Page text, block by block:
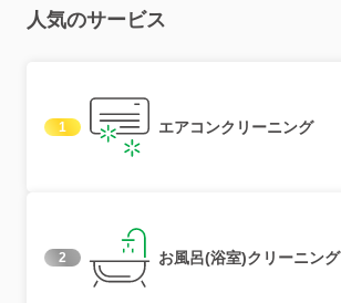
人気のサービス
1 エアコンクリーニング
2 お風呂(浴室)クリーニング